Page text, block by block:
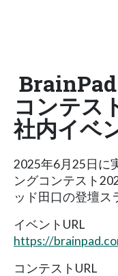
コンテス
社内イベ
2025年6月25日に
ングコンテスト
ッド田口の登壇ス
イベントURL
https://
コンテストURL